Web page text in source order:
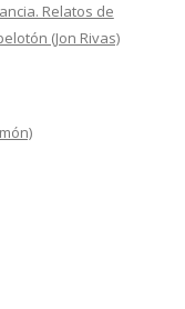
Relatos de
(Jon Rivas)